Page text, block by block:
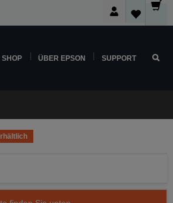
SHOP ÜBER EPSON SUPPORT